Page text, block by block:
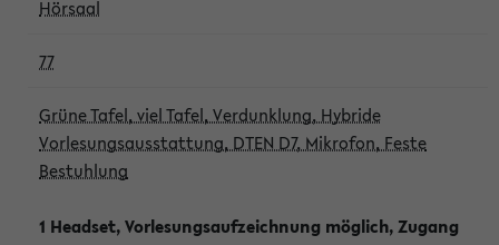
Hörsaal
77
Grüne Tafel, viel Tafel, Verdunklung, Hybride
Vorlesungsausstattung, DTEN D7, Mikrofon, Feste
Bestuhlung
1 Headset, Vorlesungsaufzeichnung möglich, Zugang